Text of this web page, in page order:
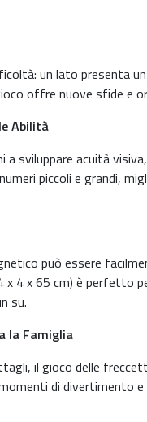
un lato presenta
offre nuove sfide e
Abilità
sviluppare acuità
piccoli e grandi,
può essere
4 x 65 cm) è perfetto
su.
la Famiglia
il gioco delle
di divertimento